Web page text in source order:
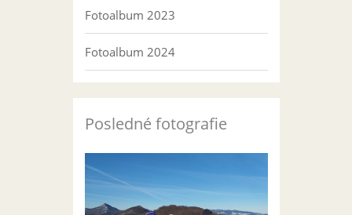
Fotoalbum 2023
Fotoalbum 2024
Posledné fotografie